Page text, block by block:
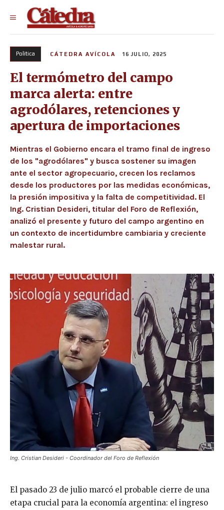
Politica CÁTEDRA AVÍCOLA 16 JULIO, 2025
El termómetro del campo
marca alerta: entre
agrodólares, retenciones y
apertura de importaciones
Mientras el Gobierno encara el tramo final de ingreso
de los "agrodólares" y busca sostener su imagen
ante el sector agropecuario, crecen los reclamos
desde los productores por las medidas económicas,
la presión impositiva y la falta de competitividad. El
Ing. Cristian Desideri, titular del Foro de Reflexión,
analizó el presente y futuro del campo argentino en
un contexto de incertidumbre cambiaria y creciente
malestar rural.
Ing. Cristian Desideri - Coordinador del Foro de Reflexión
El pasado 23 de julio marcó el probable cierre de una
etapa crucial para la economía argentina: el ingreso